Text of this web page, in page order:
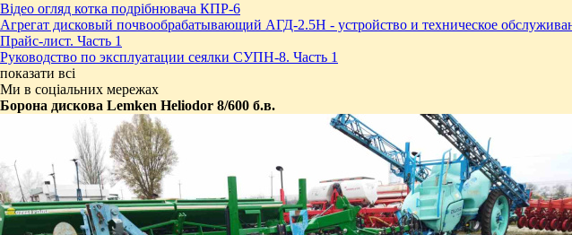
Відео огляд котка подрібнювача КПР-6
Агрегат дисковый почвообрабатывающий АГД-2.5Н - устройство и техническое
Прайс-лист. Часть 1
Руководство по эксплуатации сеялки СУПН-8. Часть 1
показати всі
Ми в соціальних мережах
Борона дискова Lemken Heliodor 8/600 б.в.